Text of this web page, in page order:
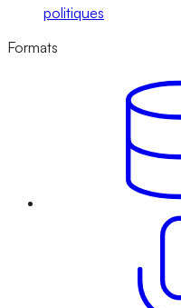
politiques
Formats